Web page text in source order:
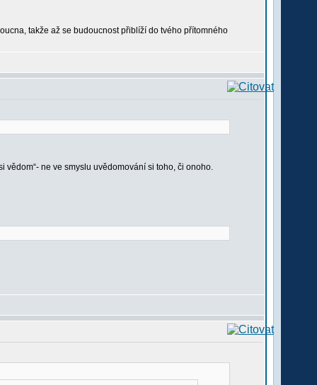
takže až se budoucnost přiblíží do tvého přítomného
ne ve smyslu uvědomování si toho, či onoho.